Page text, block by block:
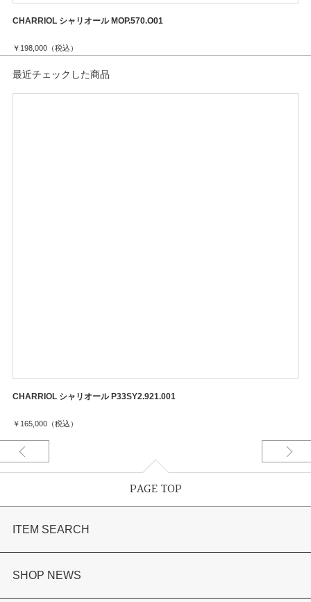
CHARRIOL シャリオール MOP.570.O01
￥198,000（税込）
最近チェックした商品
CHARRIOL シャリオール P33SY2.921.001
￥165,000（税込）
PAGE TOP
ITEM SEARCH
婚約指輪
SHOP NEWS